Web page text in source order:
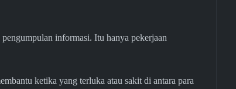
informasi. Itu hanya pekerjaan
ketika yang terluka atau sakit di antara para